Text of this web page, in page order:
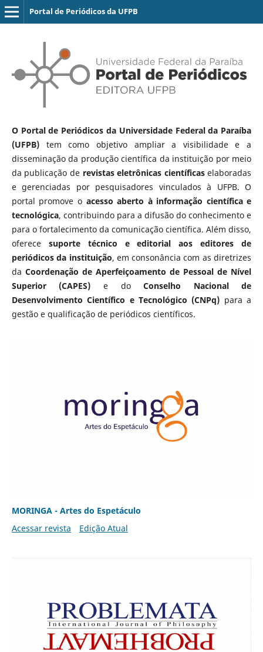
Portal de Periódicos da UFPB
O Portal de Periódicos da Universidade Federal da Paraíba
(UFPB)tem como objetivo ampliar a visibilidade e a
disseminação da produção científica da instituição por meio
da publicação de revistas eletrônicas científicaselaboradas
e gerenciadas por pesquisadores vinculados à UFPB. O
portal promove o acesso aberto à informação científica e
tecnológica, contribuindo para a difusão do conhecimento e
para o fortalecimento da comunicação científica. Além disso,
oferece suporte técnico e editorial aos editores de
periódicos da instituição, em consonância com as diretrizes
da Coordenação de Aperfeiçoamento de Pessoal de Nível
Superior (CAPES) e doConselho Nacional de
Desenvolvimento Científico e Tecnológico (CNPq) para a
gestão e qualificação de periódicos científicos.
MORINGA - Artes do Espetáculo
Acessar revista
Edição Atual